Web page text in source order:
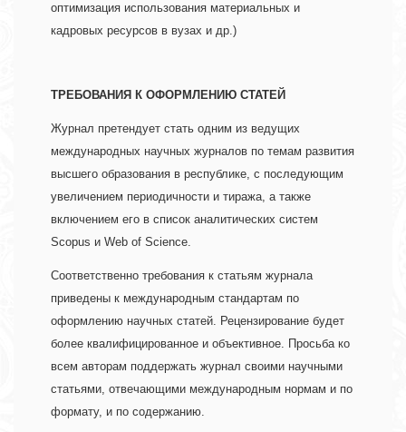
оптимизация использования материальных и
кадровых ресурсов в вузах и др.)
ТРЕБОВАНИЯ К ОФОРМЛЕНИЮ СТАТЕЙ
Журнал претендует стать одним из ведущих
международных научных журналов по темам развития
высшего образования в республике, с последующим
увеличением периодичности и тиража, а также
включением его в список аналитических систем
Scopus и Web of Science.
Соответственно требования к статьям журнала
приведены к международным стандартам по
оформлению научных статей. Рецензирование будет
более квалифицированное и объективное. Просьба ко
всем авторам поддержать журнал своими научными
статьями, отвечающими международным нормам и по
формату, и по содержанию.